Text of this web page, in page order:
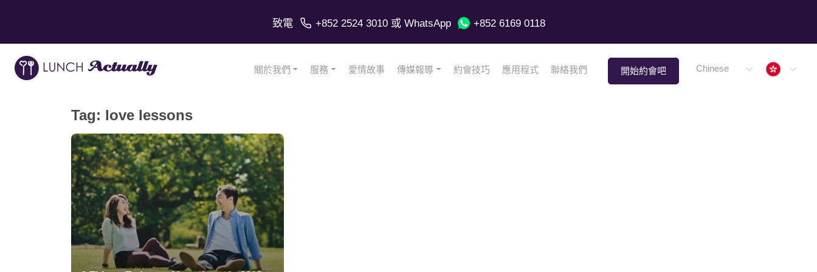
致電 +852 2524 3010或 WhatsApp +852 6169 0118
關於我們 服務 愛情故事 傳媒報導 約會技巧 應用程式 聯絡我們 開始約會吧 Chinese Hong
Tag: love lessons